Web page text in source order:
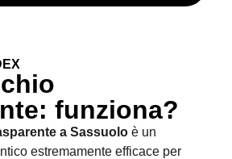
funziona?
a Sassuolo è un
estremamente efficace per